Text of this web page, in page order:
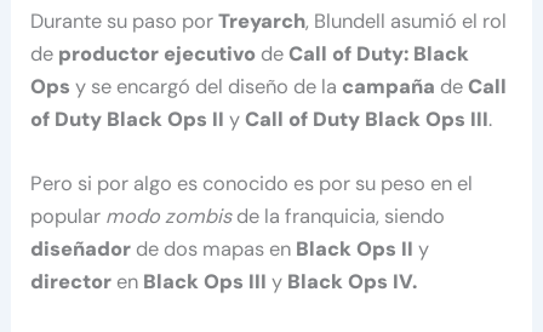
Durante su paso porTreyarch, Blundell asumió el rol
de productor ejecutivo deCall of Duty: Black
Ops y se encargó del diseño de la campaña deCall
of Duty Black Ops IIyCall of Duty Black Ops III.
Pero si por algo es conocido es por su peso en el
popular modo zombisde la franquicia, siendo
diseñador de dos mapas en Black Ops II y
director en Black Ops III y Black Ops IV.